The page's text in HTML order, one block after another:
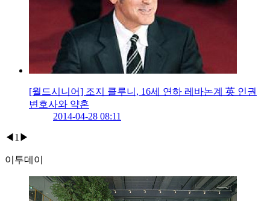
[월드시니어] 조지 클루니, 16세 연하 레바논계 英 인권
변호사와 약혼
2014-04-28 08:11
◀ 1 ▶
이투데이